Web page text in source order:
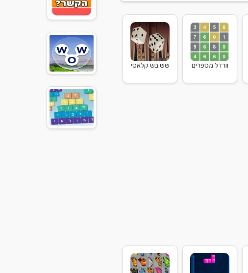
וורדל מספרים שש בש קלאסי